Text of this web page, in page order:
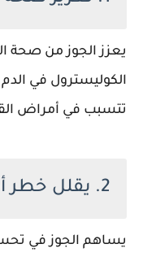
يعزز الجوز من صحة
الكوليسترول في
تتسبب في أمراض
2. يقلل خطر أمراض المرارة
يساهم الجوز في